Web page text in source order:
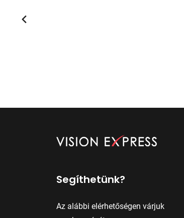
Segíthetünk?
Az alábbi elérhetőségen várjuk